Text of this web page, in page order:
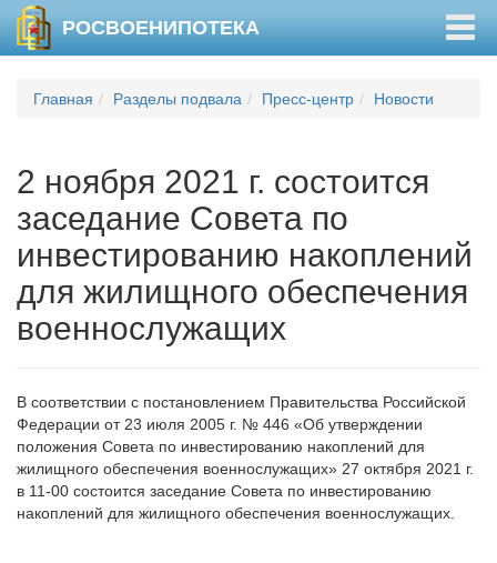
РОСВОЕНИПОТЕКА
Главная Разделы подвала Пресс-центр Новости
2 ноября 2021 г. состоится
заседание Совета по
инвестированию накоплений
для жилищного обеспечения
военнослужащих
В соответствии с постановлением Правительства Российской
Федерации от 23 июля 2005 г. № 446 «Об утверждении
положения Совета по инвестированию накоплений для
жилищного обеспечения военнослужащих» 27 октября 2021 г.
в 11-00 состоится заседание Совета по инвестированию
накоплений для жилищного обеспечения военнослужащих.